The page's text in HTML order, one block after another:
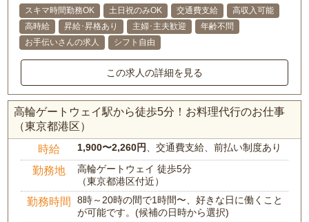
スキマ時間勤務OK 土日祝のみOK 交通費支給
高収入可能
高時給
昇給･昇格あり 主婦･主夫歓迎
年齢不問
お手伝いさんの求人
シフト自由
この求人の詳細を見る
高輪ゲートウェイ駅から徒歩5分！お料理代行のお仕事
（東京都港区）
時給 1,900〜2,260円 、交通費支給、前払い制度あり
勤務地
高輪ゲートウェイ 徒歩5分
（東京都港区付近）
勤務時間
8時～20時の間で1時間〜、好きな日に働くこと
が可能です。(候補の日時から選択)